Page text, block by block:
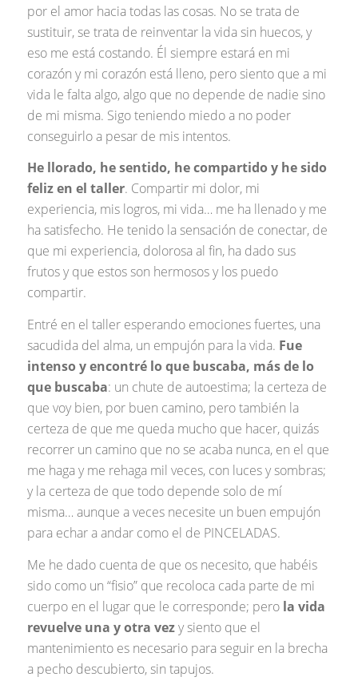
por el amor hacia todas las cosas. No se trata de
sustituir, se trata de reinventar la vida sin huecos, y
eso me está costando. Él siempre estará en mi
corazón y mi corazón está lleno, pero siento que a mi
vida le falta algo, algo que no depende de nadie sino
de mi misma. Sigo teniendo miedo a no poder
conseguirlo a pesar de mis intentos.
He llorado, he sentido, he compartido y he sido
feliz en el taller. Compartir mi dolor, mi
experiencia, mis logros, mi vida… me ha llenado y me
ha satisfecho. He tenido la sensación de conectar, de
que mi experiencia, dolorosa al fin, ha dado sus
frutos y que estos son hermosos y los puedo
compartir.
Entré en el taller esperando emociones fuertes, una
sacudida del alma, un empujón para la vida. Fue
intenso y encontré lo que buscaba, más de lo
que buscaba: un chute de autoestima; la certeza de
que voy bien, por buen camino, pero también la
certeza de que me queda mucho que hacer, quizás
recorrer un camino que no se acaba nunca, en el que
me haga y me rehaga mil veces, con luces y sombras;
y la certeza de que todo depende solo de mí
misma… aunque a veces necesite un buen empujón
para echar a andar como el de PINCELADAS.
Me he dado cuenta de que os necesito, que habéis
sido como un “fisio” que recoloca cada parte de mi
cuerpo en el lugar que le corresponde; pero la vida
revuelve una y otra vezy siento que el
mantenimiento es necesario para seguir en la brecha
a pecho descubierto, sin tapujos.